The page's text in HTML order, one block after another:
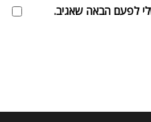
לפעם הבאה שאגיב.